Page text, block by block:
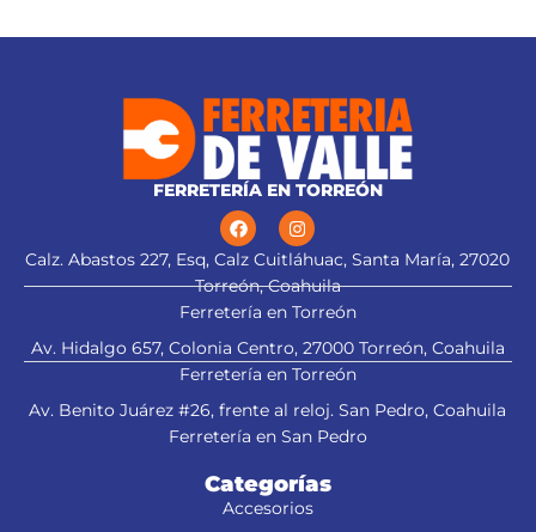
FERRETERÍA EN TORREÓN
Calz. Abastos 227, Esq, Calz Cuitláhuac, Santa María, 27020
Torreón, Coahuila
Ferretería en Torreón
Av. Hidalgo 657, Colonia Centro, 27000 Torreón, Coahuila
Ferretería en Torreón
Av. Benito Juárez #26, frente al reloj. San Pedro, Coahuila
Ferretería en San Pedro
Categorías
Accesorios